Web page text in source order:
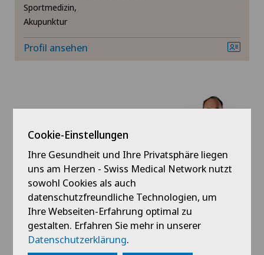
Osteopathie
Schmerztherapie
Sportmedizin
Traditionelle Chinesische Medizin
Ultraschall
Sportmedizin,
Akupunktur
Profil ansehen
Prof. Dr. med. Victor
Valderrabano
Fachgebiete
Orthopädische Chirurgie,
Fuss- und Sprunggelenkchirurgie,
Kniechirurgie,
Mehr anzeigen
Cookie-Einstellungen
Ihre Gesundheit und Ihre Privatsphäre liegen
uns am Herzen - Swiss Medical Network nutzt
sowohl Cookies als auch
datenschutzfreundliche Technologien, um
Ihre Webseiten-Erfahrung optimal zu
gestalten. Erfahren Sie mehr in unserer
Datenschutzerklärung.